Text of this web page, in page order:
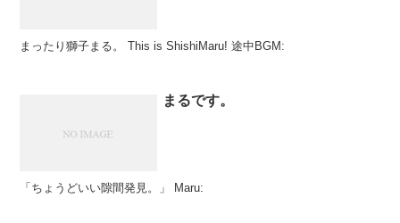
まったり獅子まる。 This is ShishiMaru! 途中BGM:
まるです。
「ちょうどいい隙間発見。」 Maru: